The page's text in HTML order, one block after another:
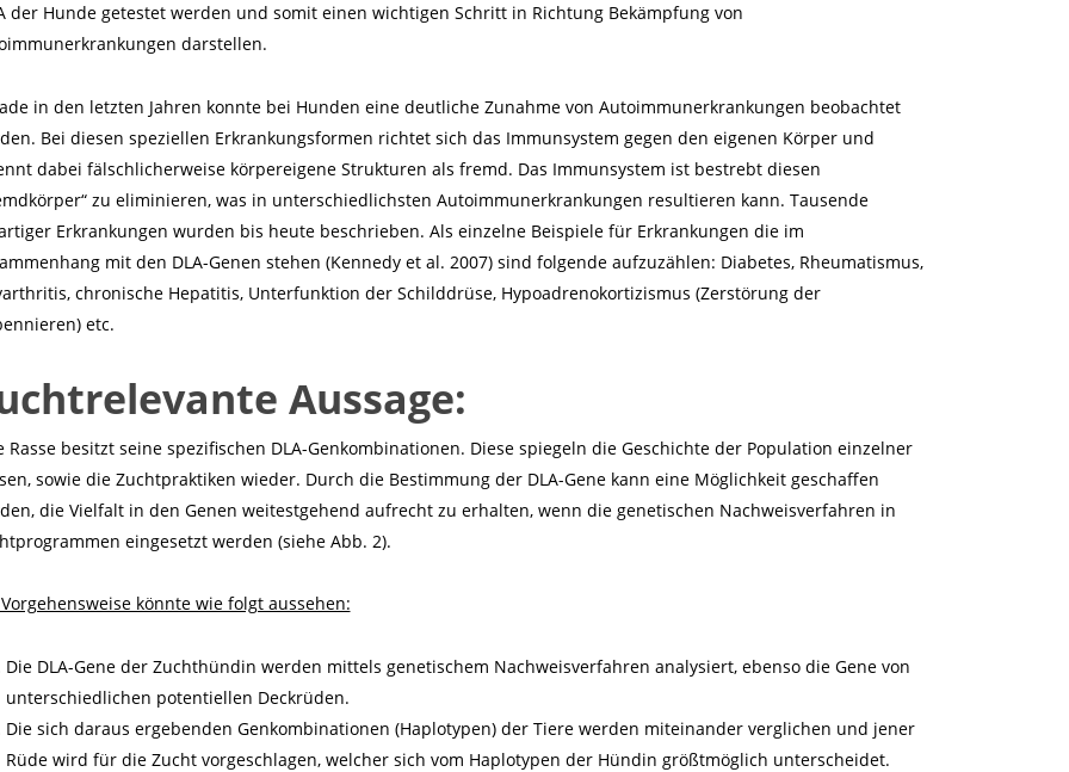
der Hunde getestet werden und somit einen wichtigen Schritt in Richtung Bekämpfung von
darstellen.
in den letzten Jahren konnte bei Hunden eine deutliche Zunahme von Autoimmunerkrankungen beobachtet
Bei diesen speziellen Erkrankungsformen richtet sich das Immunsystem gegen den eigenen Körper und
dabei fälschlicherweise körpereigene Strukturen als fremd. Das Immunsystem ist bestrebt diesen
zu eliminieren, was in unterschiedlichsten Autoimmunerkrankungen resultieren kann. Tausende
Erkrankungen wurden bis heute beschrieben. Als einzelne Beispiele für Erkrankungen die im
mit den DLA-Genen stehen (Kennedyet al. 2007) sind folgende aufzuzählen: Diabetes, Rheumatismus,
chronische Hepatitis, Unterfunktion der Schilddrüse, Hypoadrenokortizismus (Zerstörung der
etc.
Aussage:
Rasse besitzt seine spezifischen DLA-Genkombinationen. Diese spiegeln die Geschichte der Population einzelner
sowie die Zuchtpraktiken wieder. Durch die Bestimmung der DLA-Gene kann eine Möglichkeit geschaffen
die Vielfalt in den Genen weitestgehend aufrecht zu erhalten, wenn die genetischen Nachweisverfahren in
eingesetzt werden (siehe Abb. 2).
könnte wie folgt aussehen:
Die DLA-Gene der Zuchthündin werden mittels genetischem Nachweisverfahren analysiert, ebenso die Gene von
unterschiedlichen potentiellen Deckrüden.
Die sich daraus ergebenden Genkombinationen (Haplotypen) der Tiere werden miteinander verglichen und jener
Rüde wird für die Zucht vorgeschlagen, welcher sich vom Haplotypen der Hündin größtmöglich unterscheidet.